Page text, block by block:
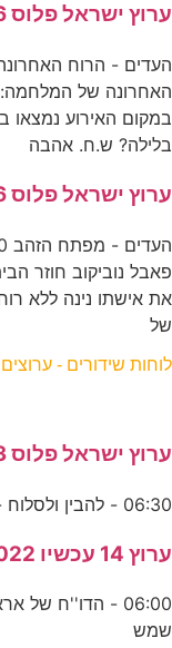
ערוץ ישראל פלוס 06-08-2026
האחרונה של המלחמה:
במקום האירוע נמצאו
בלילה? ש.ח. אהבה
ערוץ ישראל פלוס 05-08-2026
פאבל נוביקוב חוזר
את אישתו נינה ללא
של
לוחות שידורים -
ערוץ ישראל פלוס 01-12-2023
06:30 - להבין ולסלוח - הבן של אמא‎‎'לה 07:00 - יחד ננצח -
ערוץ 14 עכשיו 10-08-2022
שמש